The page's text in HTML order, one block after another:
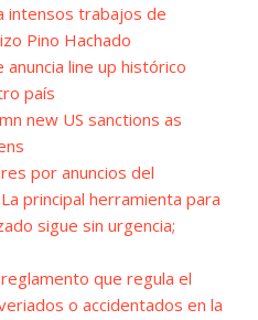
intensos trabajos de
Pino Hachado
anuncia line up histórico
país
new US sanctions as
por anuncios del
principal herramienta para
sigue sin urgencia;
que regula el
o accidentados en la